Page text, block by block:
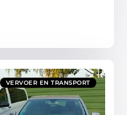
VERVOER EN TRANSPORT